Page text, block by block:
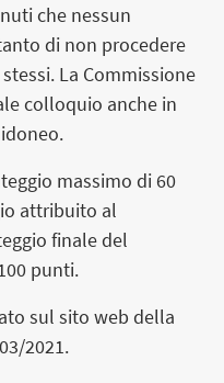
che nessun
di non procedere
La Commissione
colloquio anche in
massimo di 60
attribuito al
finale del
punti.
sul sito web della
2021.